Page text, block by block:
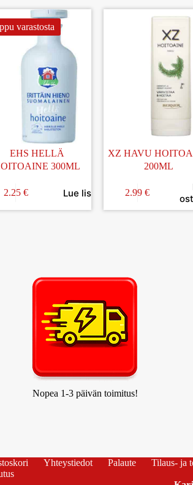
varastosta
EHS HELLÄ
300ML
2.25 € Lue lisää
XZ HAVU
200ML
2.99€
Nopea 1-3 päivän toimitus!
Yhteystiedot Palaute
Tilaus- ja